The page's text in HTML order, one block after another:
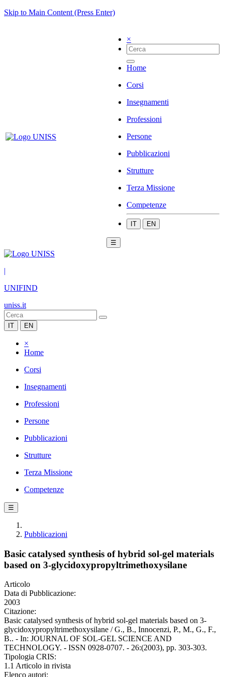
Skip to Main Content (Press Enter)
×
Home
Corsi
Insegnamenti
Professioni
Persone
Pubblicazioni
Strutture
Terza Missione
Competenze
IT EN
☰
|
UNIFIND
uniss.it
IT EN
×
Home
Corsi
Insegnamenti
Professioni
Persone
Pubblicazioni
Strutture
Terza Missione
Competenze
☰
Pubblicazioni
Basic catalysed synthesis of hybrid sol-gel materials
based on 3-glycidoxypropyltrimethoxysilane
Articolo
Data di Pubblicazione:
2003
Citazione:
Basic catalysed synthesis of hybrid sol-gel materials based on 3-
glycidoxypropyltrimethoxysilane / G., B., Innocenzi, P., M., G., F.,
B.. - In: JOURNAL OF SOL-GEL SCIENCE AND
TECHNOLOGY. - ISSN 0928-0707. - 26:(2003), pp. 303-303.
Tipologia CRIS:
1.1 Articolo in rivista
Elenco autori: